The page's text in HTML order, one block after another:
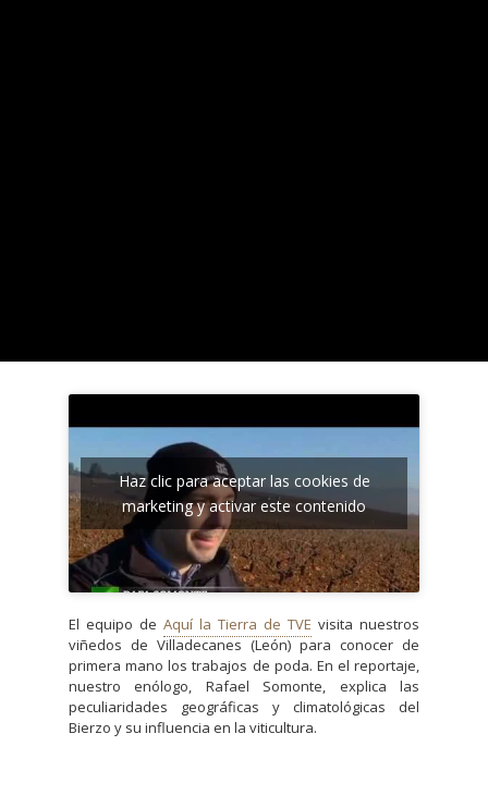
Haz clic para aceptar las cookies de
marketing y activar este contenido
El equipo de Aquí la Tierra de TVE visita nuestros
viñedos de Villadecanes (León) para conocer de
primera mano los trabajos de poda. En el reportaje,
nuestro enólogo, Rafael Somonte, explica las
peculiaridades geográficas y climatológicas del
Bierzo y su influencia en la viticultura.